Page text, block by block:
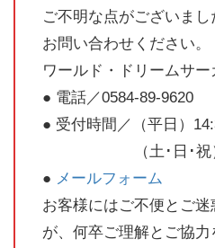
ご不明な点がございま
お問い合わせください。
ワールド・ドリームサ
● 電話／0584-89-9620
● 受付時間／（平日）
（土･日･祝）
● メールフォーム
お客様にはご不便とご
が、何卒ご理解とご協